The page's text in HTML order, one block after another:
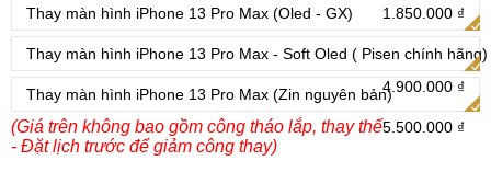
Thay màn hình iPhone 13 Pro Max (Oled - GX) 1.850.000 ₫
Thay màn hình iPhone 13 Pro Max - Soft Oled ( Pisen chính hãng)
4.900.000 ₫
Thay màn hình iPhone 13 Pro Max (Zin nguyên bản)
5.500.000 ₫
(Giá trên không bao gồm công tháo lắp, thay thế
- Đặt lịch trước để giảm công thay)